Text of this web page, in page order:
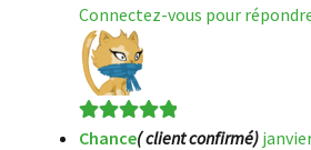
Connectez-vous pour
Note5sur 5
Chance( client confirmé)